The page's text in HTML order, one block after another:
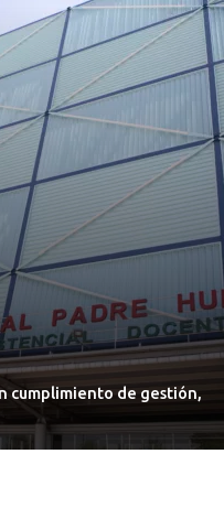
cumplimiento de gestión,